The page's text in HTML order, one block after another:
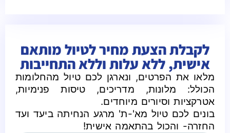
לקבלת הצעת מחיר לטיול מותאם
אישית, ללא עלות וללא התחייבות
מלאו את הפרטים, ונארגן לכם טיול מהחלומות
הכולל: מלונות, מדריכים, טיסות פנימיות,
אטרקציות וסיורים מיוחדים.
בונים לכם טיול מא'-ת' מרגע הנחיתה ביעד ועד
החזרה- והכול בהתאמה אישית!